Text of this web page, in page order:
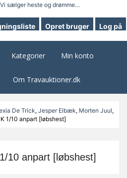
Opret bruger Log på
Kategorier Min konto
Om Travauktioner.dk
De Trick, Jesper Elbæk, Morten Juul,
1/10 anpart [løbshest]
10 anpart [løbshest]